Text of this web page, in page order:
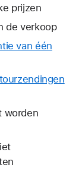
prijzen
de verkoop
van één
worden